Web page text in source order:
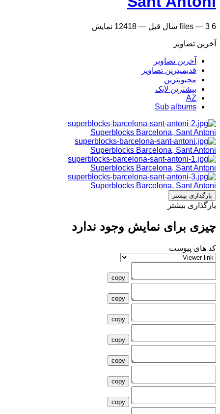
6
files — 3 سال قبل — 12418 نمایش
آخرین تصاویر
آخرین تصاویر
قدیمیترین تصاویر
محبوبترین
بیشترین لایک
AZ
Sub albums
Superblocks Barcelona, Sant Antoni
Superblocks Barcelona, Sant Antoni
Superblocks Barcelona, Sant Antoni
Superblocks Barcelona, Sant Antoni
بارگذاری بیشتر
بارگذاری بیشتر
چیزی برای نمایش وجود ندارد
کد های پیوست
copy
copy
copy
copy
copy
copy
copy